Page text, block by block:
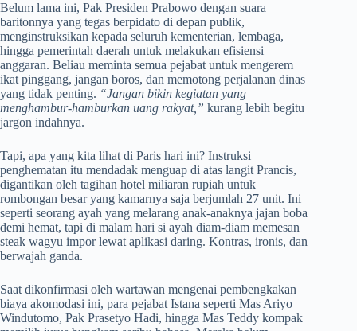
Belum lama ini, Pak Presiden Prabowo dengan suara
baritonnya yang tegas berpidato di depan publik,
menginstruksikan kepada seluruh kementerian, lembaga,
hingga pemerintah daerah untuk melakukan efisiensi
anggaran. Beliau meminta semua pejabat untuk mengerem
ikat pinggang, jangan boros, dan memotong perjalanan dinas
yang tidak penting. “Jangan bikin kegiatan yang
menghambur-hamburkan uang rakyat,” kurang lebih begitu
jargon indahnya.
Tapi, apa yang kita lihat di Paris hari ini? Instruksi
penghematan itu mendadak menguap di atas langit Prancis,
digantikan oleh tagihan hotel miliaran rupiah untuk
rombongan besar yang kamarnya saja berjumlah 27 unit. Ini
seperti seorang ayah yang melarang anak-anaknya jajan boba
demi hemat, tapi di malam hari si ayah diam-diam memesan
steak wagyu impor lewat aplikasi daring. Kontras, ironis, dan
berwajah ganda.
Saat dikonfirmasi oleh wartawan mengenai pembengkakan
biaya akomodasi ini, para pejabat Istana seperti Mas Ariyo
Windutomo, Pak Prasetyo Hadi, hingga Mas Teddy kompak